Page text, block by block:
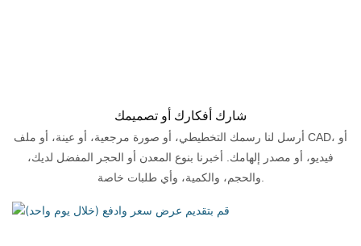
شارك أفكارك أو تصميمك
أرسل لنا رسمك التخطيطي، أو صورة مرجعية، أو عينة، أو ملف CAD، أو
فيديو، أو مصدر إلهامك. أخبرنا بنوع المعدن أو الحجر المفضل لديك،